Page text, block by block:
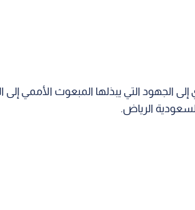
إلى الجهود التي يبذلها المبعوث الأممي
الرياض.